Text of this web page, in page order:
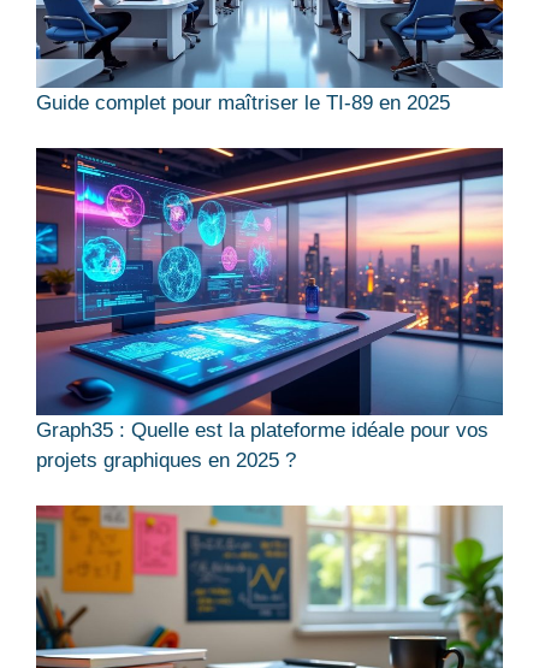
Guide complet pour maîtriser le TI-89 en 2025
Graph35 : Quelle est la plateforme idéale pour vos
projets graphiques en 2025 ?